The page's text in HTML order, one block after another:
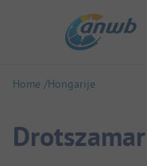
Home Hongarije